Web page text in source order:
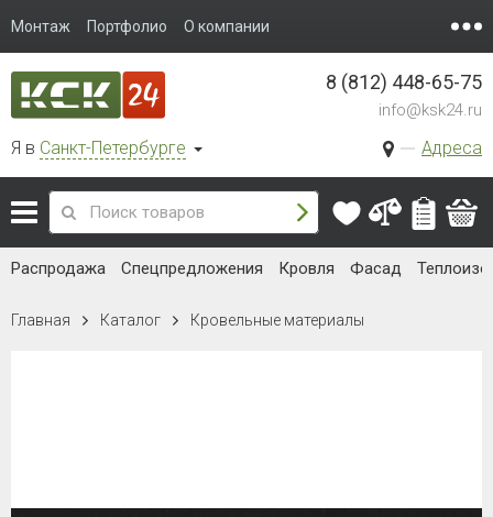
Монтаж Портфолио О компании
Я в Санкт-Петербурге Адреса
8 (812) 448-65-75
info@ksk24.ru
Распродажа Спецпредложения Кровля Фасад
Главная Каталог Кровельные материалы